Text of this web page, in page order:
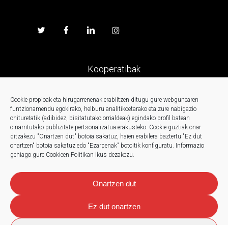
Cookie propioak eta hirugarrenenak erabiltzen ditugu gure webgunearen
funtzionamendu egokirako, helburu analitikoetarako eta zure nabigazio
ohituretatik (adibidez, bisitatutako orrialdeak) egindako profil batean
oinarritutako publizitate pertsonalizatua erakusteko. Cookie guztiak onar
ditzakezu "Onartzen dut" botoia sakatuz, haien erabilera baztertu "Ez dut
onartzen" botoia sakatuz edo "Ezarpenak" botoitik konfiguratu. Informazio
gehiago gure Cookieen Politikan ikus dezakezu.
Onartzen dut
Ez dut onartzen
Kooperatibak
Prentsa
Kontaktua
Berriak